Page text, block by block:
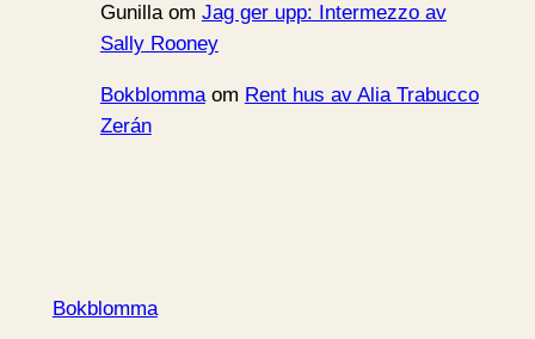
Gunillaom Jag ger upp: Intermezzo av
Sally Rooney
Bokblommaom Rent hus av Alia Trabucco
Zerán
Bokblomma